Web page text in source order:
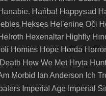
Hańba! Happysad
Hekses Hel'enine Oči
Hexenaltar Highfly
Homies Hope Horda
How We Met Hryta
Am Morbid Ian Anderson Ich
Imperial Age Imperial